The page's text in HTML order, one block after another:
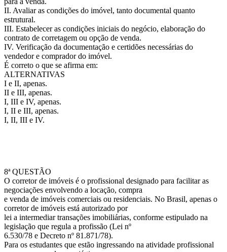
II. Avaliar as condições do imóvel, tanto documental quanto
estrutural.
III. Estabelecer as condições iniciais do negócio, elaboração do
contrato de corretagem ou opção de venda.
IV. Verificação da documentação e certidões necessárias do
vendedor e comprador do imóvel.
É correto o que se afirma em:
ALTERNATIVAS
I e II, apenas.
II e III, apenas.
I, III e IV, apenas.
I, II e III, apenas.
I, II, III e IV.
8ª QUESTÃO
O corretor de imóveis é o profissional designado para facilitar as
negociações envolvendo a locação, compra
e venda de imóveis comerciais ou residenciais. No Brasil, apenas o
corretor de imóveis está autorizado por
lei a intermediar transações imobiliárias, conforme estipulado na
legislação que regula a profissão (Lei nº
6.530/78 e Decreto nº 81.871/78).
Para os estudantes que estão ingressando na atividade profissional